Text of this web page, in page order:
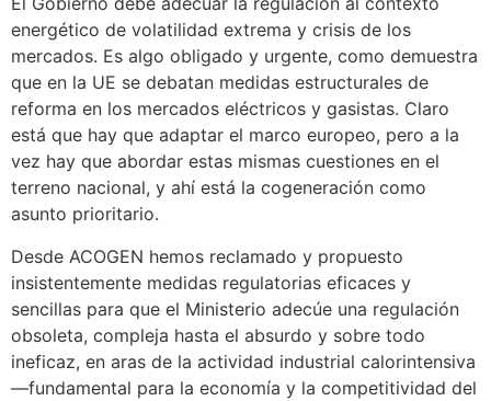
energético de volatilidad extrema y crisis de los
mercados. Es algo obligado y urgente, como demuestra
que en la UE se debatan medidas estructurales de
reforma en los mercados eléctricos y gasistas. Claro
está que hay que adaptar el marco europeo, pero a la
vez hay que abordar estas mismas cuestiones en el
terreno nacional, y ahí está la cogeneración como
asunto prioritario.
Desde ACOGEN hemos reclamado y propuesto
insistentemente medidas regulatorias eficaces y
sencillas para que el Ministerio adecúe una regulación
obsoleta, compleja hasta el absurdo y sobre todo
ineficaz, en aras de la actividad industrial calorintensiva
—fundamental para la economía y la competitividad del